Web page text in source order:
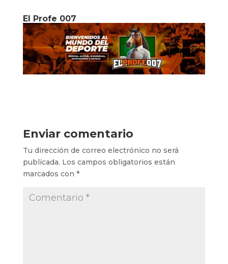
El Profe 007
Enviar comentario
Tu dirección de correo electrónico no será
publicada. Los campos obligatorios están
marcados con *